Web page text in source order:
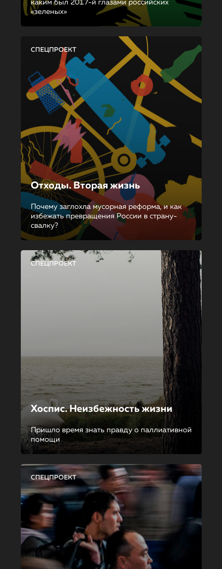
каким был 2017-й глазами российских
«зеленых»
СПЕЦПРОЕКТ
Отходы. Вторая жизнь
Почему заглохла мусорная реформа, и как
избежать превращения России в страну-
свалку?
СПЕЦПРОЕКТ
Хоспис. Неизбежность жизни
Пришло время знать правду о паллиативной
помощи
СПЕЦПРОЕКТ